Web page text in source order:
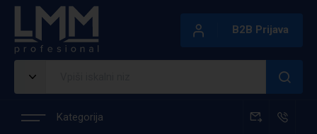
B2B Prijava
Kategorija